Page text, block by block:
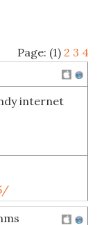
Page: (1) 2 3 4
internet